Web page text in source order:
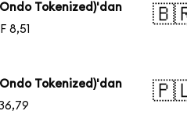
Tokenized)'dan
8,51
Tokenized)'dan